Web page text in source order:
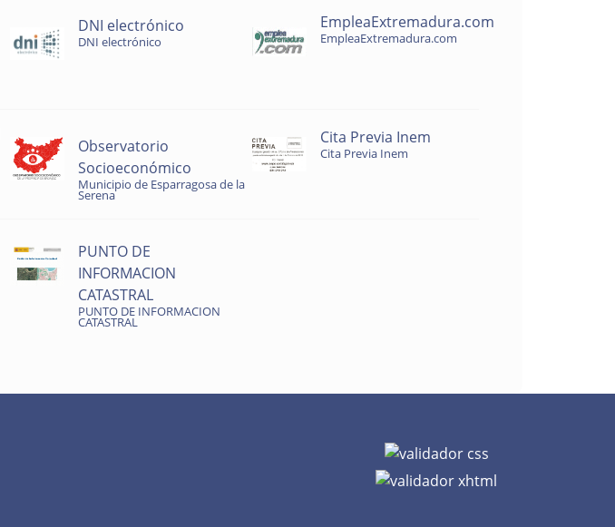
DNI electrónico
DNI electrónico
EmpleaExtremadura.com
EmpleaExtremadura.com
Observatorio
Socioeconómico
Municipio de Esparragosa de la
Serena
Cita Previa Inem
Cita Previa Inem
PUNTO DE
INFORMACION
CATASTRAL
PUNTO DE INFORMACION
CATASTRAL